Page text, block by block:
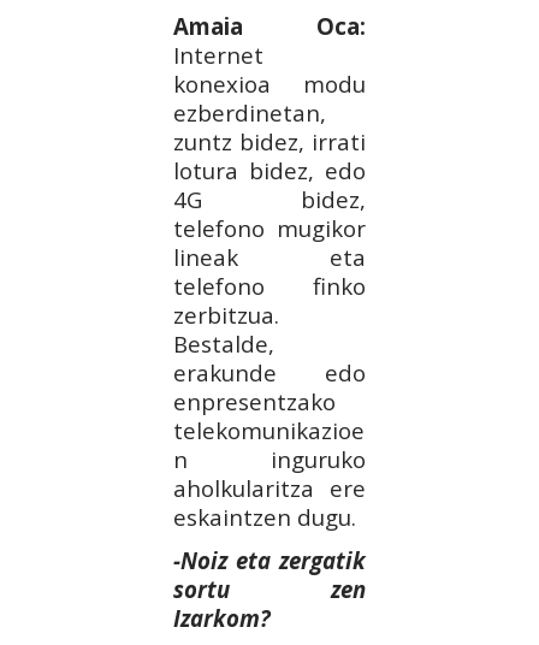
Amaia Oca:
Internet
konexioa modu
ezberdinetan,
zuntz bidez, irrati
lotura bidez, edo
4G bidez,
telefono mugikor
lineak eta
telefono finko
zerbitzua.
Bestalde,
erakunde edo
enpresentzako
telekomunikazioe
n inguruko
aholkularitza ere
eskaintzen dugu.
-Noiz eta zergatik
sortu zen
Izarkom?